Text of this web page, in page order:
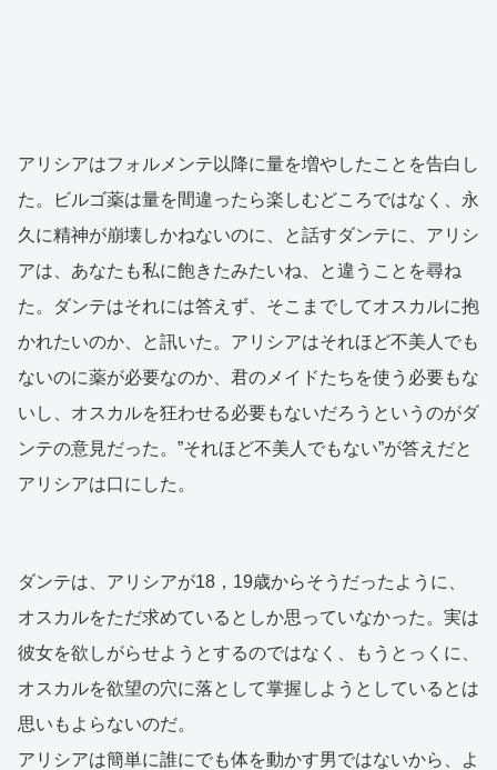
アリシアはフォルメンテ以降に量を増やしたことを告白し
た。ビルゴ薬は量を間違ったら楽しむどころではなく、永
久に精神が崩壊しかねないのに、と話すダンテに、アリシ
アは、あなたも私に飽きたみたいね、と違うことを尋ね
た。ダンテはそれには答えず、そこまでしてオスカルに抱
かれたいのか、と訊いた。アリシアはそれほど不美人でも
ないのに薬が必要なのか、君のメイドたちを使う必要もな
いし、オスカルを狂わせる必要もないだろうというのがダ
ンテの意見だった。”それほど不美人でもない”が答えだと
アリシアは口にした。
ダンテは、アリシアが18，19歳からそうだったように、
オスカルをただ求めているとしか思っていなかった。実は
彼女を欲しがらせようとするのではなく、もうとっくに、
オスカルを欲望の穴に落として掌握しようとしているとは
思いもよらないのだ。
アリシアは簡単に誰にでも体を動かす男ではないから、よ